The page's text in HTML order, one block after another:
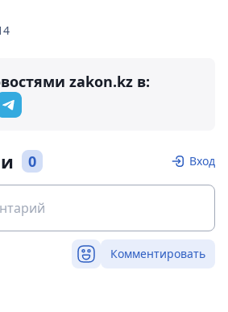
zakon.kz в:
0 Вход
Комментировать